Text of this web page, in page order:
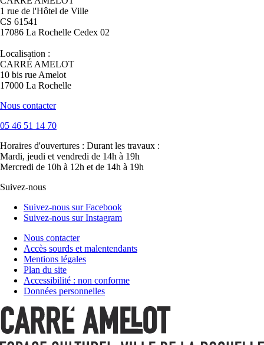
1 rue de l'Hôtel de Ville
CS 61541
17086 La Rochelle Cedex 02
Localisation :
CARRÉ AMELOT
10 bis rue Amelot
17000 La Rochelle
Nous contacter
05 46 51 14 70
Horaires d'ouvertures : Durant les travaux :
Mardi, jeudi et vendredi de 14h à 19h
Mercredi de 10h à 12h et de 14h à 19h
Suivez-nous
Suivez-nous sur Facebook
Suivez-nous sur Instagram
Nous contacter
Accès sourds et malentendants
Mentions légales
Plan du site
Accessibilité : non conforme
Données personnelles